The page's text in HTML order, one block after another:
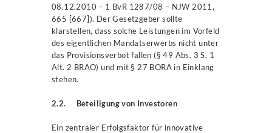
08.12.2010 – 1 BvR 1287/08 – NJW 2011,
665 [667]). Der Gesetzgeber sollte
klarstellen, dass solche Leistungen im Vorfeld
des eigentlichen Mandatserwerbs nicht unter
das Provisionsverbot fallen (§ 49 Abs. 3 S. 1
Alt. 2 BRAO) und mit § 27 BORA in Einklang
stehen.
2.2. Beteiligung von Investoren
Ein zentraler Erfolgsfaktor für innovative